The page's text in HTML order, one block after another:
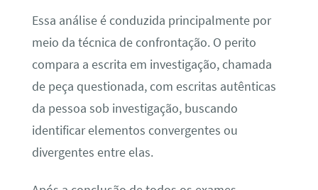
Essa análise é conduzida principalmente por
meio da técnica de confrontação. O perito
compara a escrita em investigação, chamada
de peça questionada, com escritas autênticas
da pessoa sob investigação, buscando
identificar elementos convergentes ou
divergentes entre elas.